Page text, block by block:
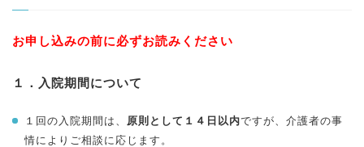
お申し込みの前に必ずお読みください
１．入院期間について
１回の入院期間は、 原則として１４日以内ですが、介護者の事
情によりご相談に応じます。